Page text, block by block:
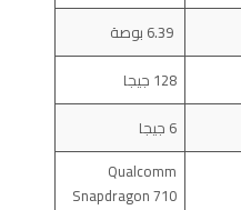
128 جيجا
6 جيجا
Qualcomm
Snapdragon 710